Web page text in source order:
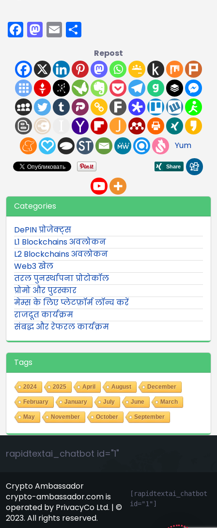
Facebook
Mastodon
Email
Repost
Yum
Categories
DePIN प्रोजेक्ट्स
L1 Blockchains अवलोकन
L2 Blockchains अवलोकन
Web3 खेल
तरल पुनर्स्थापना प्रोटोकॉल
प्रोमो और पुरस्कार
मेम्स के लिए प्लेटफ़ॉर्म लॉन्च करें
राजदूत कार्यक्रम
संबद्ध और रेफरल कार्यक्रम
Tags
2024 2025 April August December
February January July June March
May November October September
rapidtextai_chatbot id="1"
Crypto Ambassador
crypto-ambassador.com is
operated by PrivacyCo Ltd. | ©
2023. All rights reserved.
[rapidtextai_chatbot
id="1"]
GeekyBot